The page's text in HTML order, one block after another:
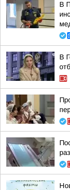
В
В